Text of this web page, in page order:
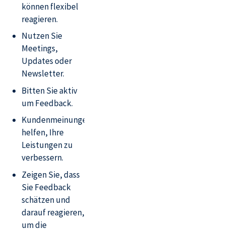
können flexibel
reagieren.
Nutzen Sie
Meetings,
Updates oder
Newsletter.
Bitten Sie aktiv
um Feedback.
Kundenmeinungen
helfen, Ihre
Leistungen zu
verbessern.
Zeigen Sie, dass
Sie Feedback
schätzen und
darauf reagieren,
um die